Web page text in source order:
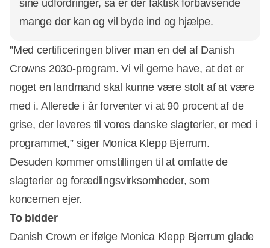
sine udfordringer, så er der faktisk forbavsende
mange der kan og vil byde ind og hjælpe.
”Med certificeringen bliver man en del af Danish
Crowns 2030-program. Vi vil gerne have, at det er
noget en landmand skal kunne være stolt af at være
med i. Allerede i år forventer vi at 90 procent af de
grise, der leveres til vores danske slagterier, er med i
programmet,” siger Monica Klepp Bjerrum.
Desuden kommer omstillingen til at omfatte de
slagterier og forædlingsvirksomheder, som
koncernen ejer.
To bidder
Danish Crown er ifølge Monica Klepp Bjerrum glade